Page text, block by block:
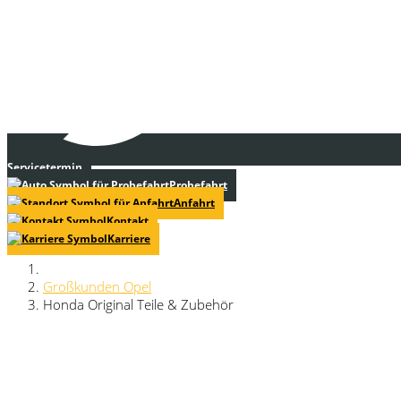
Servicetermin
Probefahrt
Anfahrt
Kontakt
Karriere
Großkunden Opel
Honda Original Teile & Zubehör